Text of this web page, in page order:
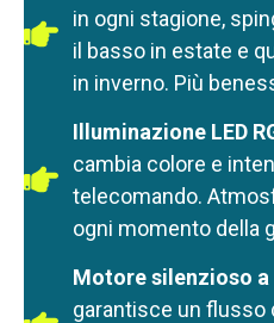
in ogni stagione,
il basso in estate e
in inverno. Più
Illuminazione LED
cambia colore e
telecomando.
ogni momento della
Motore silenzioso
garantisce un flusso